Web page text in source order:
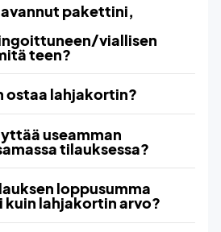
pakettini,
viallisen
teen?
ostaa lahjakortin?
useamman
tilauksessa?
loppusumma
kuin lahjakortin arvo?